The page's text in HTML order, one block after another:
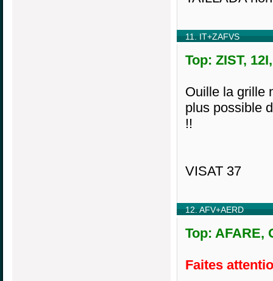
11. IT+ZAFVS
Top: ZIST,
Ouille la grille
plus possible
!!
VISAT 37
12. AFV+AERD
Top: AFARE,
Faites